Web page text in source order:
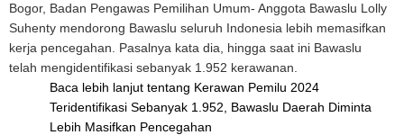
Bogor, Badan Pengawas Pemilihan Umum- Anggota Bawaslu Lolly
Suhenty mendorong Bawaslu seluruh Indonesia lebih memasifkan
kerja pencegahan. Pasalnya kata dia, hingga saat ini Bawaslu
telah mengidentifikasi sebanyak 1.952 kerawanan.
Baca lebih lanjut tentang Kerawan Pemilu 2024
Teridentifikasi Sebanyak 1.952, Bawaslu Daerah Diminta
Lebih Masifkan Pencegahan